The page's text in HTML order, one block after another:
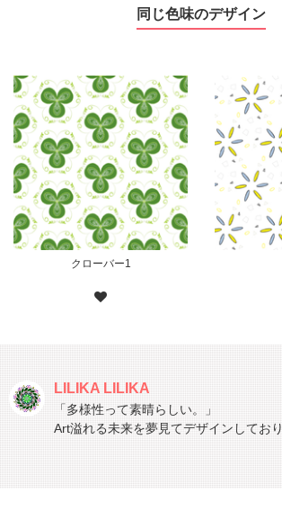
同じ色味のデザイン
クローバー1
LILIKA LILIKA
「多様性って素晴らしい。」
Art溢れる未来を夢見てデザインしており